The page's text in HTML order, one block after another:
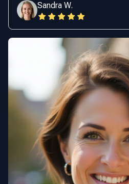
Sandra W.